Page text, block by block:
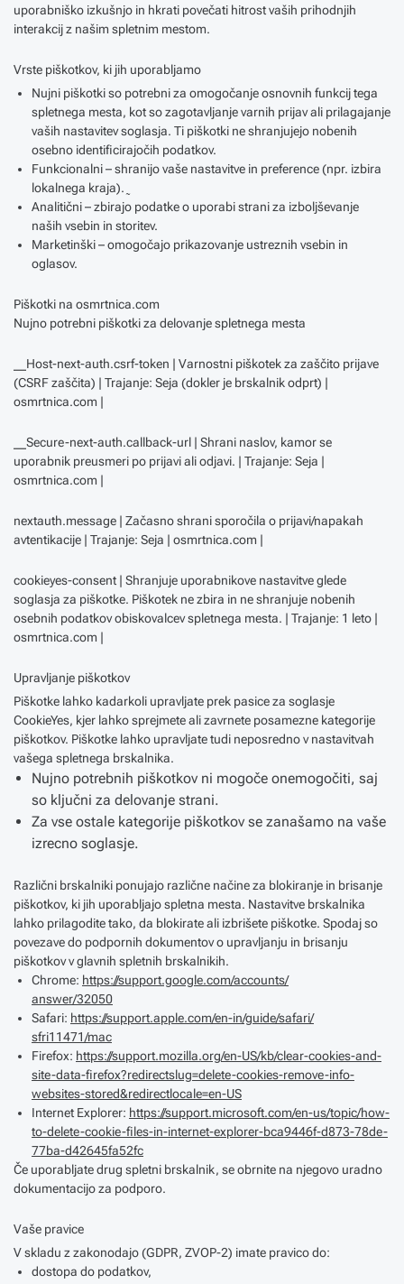
uporabniško izkušnjo in hkrati povečati hitrost vaših prihodnjih
interakcij z našim spletnim mestom.
Vrste piškotkov, ki jih uporabljamo
Nujni piškotki so potrebni za omogočanje osnovnih funkcij tega
spletnega mesta, kot so zagotavljanje varnih prijav ali prilagajanje
vaših nastavitev soglasja. Ti piškotki ne shranjujejo nobenih
osebno identificirajočih podatkov.
Funkcionalni – shranijo vaše nastavitve in preference (npr. izbira
lokalnega kraja). ̰
Analitični – zbirajo podatke o uporabi strani za izboljševanje
naših vsebin in storitev.
Marketinški – omogočajo prikazovanje ustreznih vsebin in
oglasov.
Piškotki na osmrtnica.com
Nujno potrebni piškotki za delovanje spletnega mesta
__Host-next-auth.csrf-token | Varnostni piškotek za zaščito prijave
(CSRF zaščita) | Trajanje: Seja (dokler je brskalnik odprt) |
osmrtnica.com |
__Secure-next-auth.callback-url | Shrani naslov, kamor se
uporabnik preusmeri po prijavi ali odjavi. | Trajanje: Seja |
osmrtnica.com |
nextauth.message | Začasno shrani sporočila o prijavi/napakah
avtentikacije | Trajanje: Seja | osmrtnica.com |
cookieyes-consent | Shranjuje uporabnikove nastavitve glede
soglasja za piškotke. Piškotek ne zbira in ne shranjuje nobenih
osebnih podatkov obiskovalcev spletnega mesta. | Trajanje: 1 leto |
osmrtnica.com |
Upravljanje piškotkov
Piškotke lahko kadarkoli upravljate prek pasice za soglasje
CookieYes, kjer lahko sprejmete ali zavrnete posamezne kategorije
piškotkov. Piškotke lahko upravljate tudi neposredno v nastavitvah
vašega spletnega brskalnika.
Nujno potrebnih piškotkov ni mogoče onemogočiti, saj
so ključni za delovanje strani.
Za vse ostale kategorije piškotkov se zanašamo na vaše
izrecno soglasje.
Različni brskalniki ponujajo različne načine za blokiranje in brisanje
piškotkov, ki jih uporabljajo spletna mesta. Nastavitve brskalnika
lahko prilagodite tako, da blokirate ali izbrišete piškotke. Spodaj so
povezave do podpornih dokumentov o upravljanju in brisanju
piškotkov v glavnih spletnih brskalnikih.
Chrome: https://support.google.com/accounts/
answer/32050
Safari: https://support.apple.com/en-in/guide/safari/
sfri11471/mac
Firefox: https://support.mozilla.org/en-US/kb/clear-cookies-and-
site-data-firefox?redirectslug=delete-cookies-remove-info-
websites-stored&redirectlocale=en-US
Internet Explorer: https://support.microsoft.com/en-us/topic/how-
to-delete-cookie-files-in-internet-explorer-bca9446f-d873-78de-
77ba-d42645fa52fc
Če uporabljate drug spletni brskalnik, se obrnite na njegovo uradno
dokumentacijo za podporo.
Vaše pravice
V skladu z zakonodajo (GDPR, ZVOP-2) imate pravico do:
dostopa do podatkov,